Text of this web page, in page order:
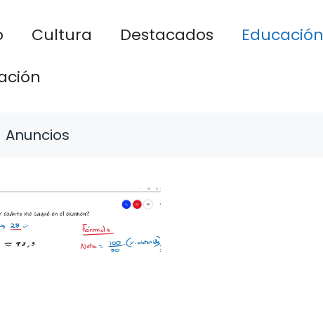
Cultura Destacados Educación
Anuncios